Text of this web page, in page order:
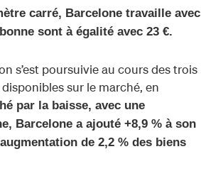
carré, Barcelone travaille avec
sont à égalité avec 23 €.
s’est poursuivie au cours des trois
sur le marché, en
par la baisse, avec une
Barcelone a ajouté +8,9 % à son
de 2,2 % des biens